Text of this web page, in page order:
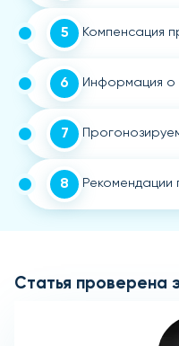
5 Компенсация
6 Информация о
7
8 Рекомендации
Статья проверена